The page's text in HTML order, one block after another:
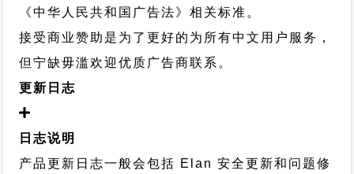
《中华人民共和国广告法》相关标准。
接受商业赞助是为了更好的为所有中文用户服务，
但宁缺毋滥欢迎优质广告商联系。
更新日志
日志说明
产品更新日志一般会包括 Elan 安全更新和问题修